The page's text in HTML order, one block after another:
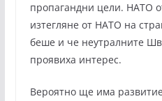
пропагандни цели. НАТО
изтегляне от НАТО на
беше и че неутралните
проявиха интерес.
Вероятно ще има